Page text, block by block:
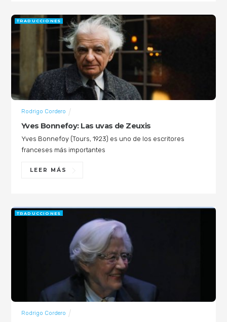
Yves Bonnefoy: Las uvas de Zeuxis
Rodrigo Cordero
TRADUCCIONES
Yves Bonnefoy (Tours, 1923) es uno de los escritores
franceses más importantes
LEER MÁS
Rodrigo Cordero
TRADUCCIONES